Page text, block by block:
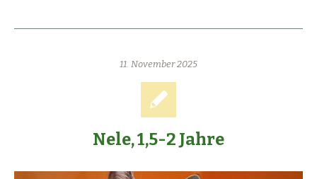
11. November 2025
Nele, 1,5-2 Jahre